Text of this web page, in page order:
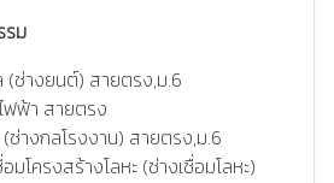
รม
(ช่างยนต์) สายตรง,ม.6
ฟฟ้า สายตรง
ช่างกลโรงงาน) สายตรง,ม.6
อมโครงสร้างโลหะ (ช่างเชื่อมโลหะ)